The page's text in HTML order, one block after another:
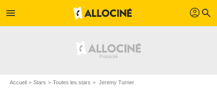
menu profil search
Accueil Stars Toutes les stars Jeremy Turner